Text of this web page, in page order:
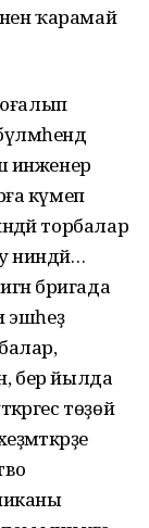
ҡарамай
юғалып
инженер
күмеп
торбалар
ниндәй…
бригада
эшһеҙ
бер йылда
төҙөй